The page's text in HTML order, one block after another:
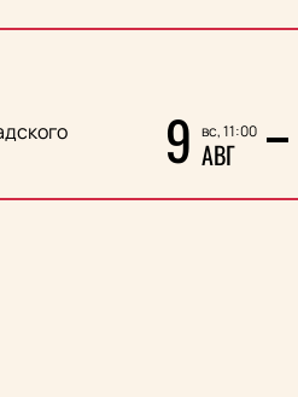
9 вс, 11:00
АВГ